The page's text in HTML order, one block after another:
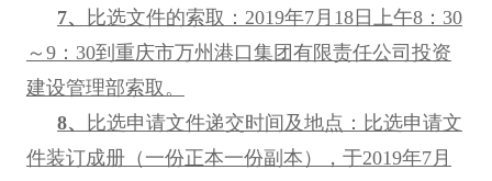
7、
比选文件的索取：2019年7月18日上午8：30
～9：30到重庆市万州港口集团有限责任公司投资
建设管理部索取。
8、
比选申请文件递交时间及地点：比选申请文
件装订成册（一份正本一份副本），于2019年7月